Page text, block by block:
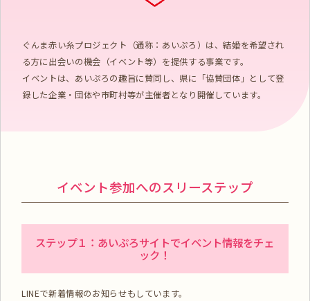
ぐんま赤い糸プロジェクト（通称：あいぷろ）は、結婚を希望され
る方に出会いの機会（イベント等）を提供する事業です。
イベントは、あいぷろの趣旨に賛同し、県に「協賛団体」として登
録した企業・団体や市町村等が主催者となり開催しています。
イベント参加へのスリーステップ
ステップ１：あいぷろサイトでイベント情報をチェ
ック！
LINEで新着情報のお知らせもしています。